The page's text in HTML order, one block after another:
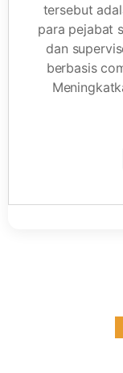
tersebut
para pejabat
dan
berbasis